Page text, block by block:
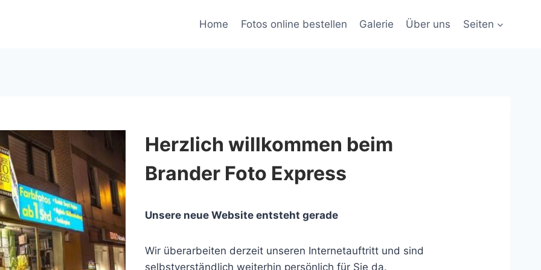
Home Fotos online bestellen Galerie Über uns Seiten
Herzlich willkommen beim
Brander Foto Express
Unsere neue Website entsteht gerade
Wir überarbeiten derzeit unseren Internetauftritt und sind
selbstverständlich weiterhin persönlich für Sie da.